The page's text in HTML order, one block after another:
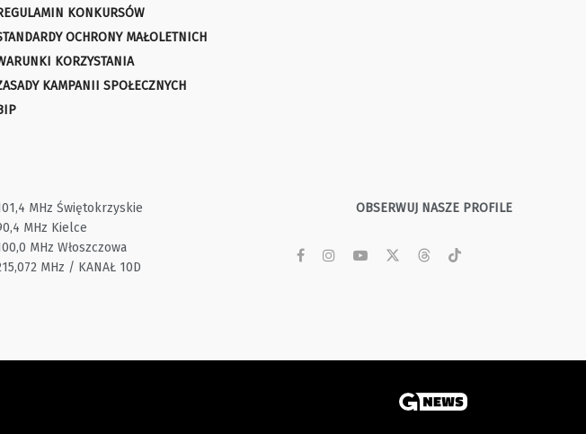
KONKURSÓW
OCHRONY MAŁOLETNICH
KORZYSTANIA
KAMPANII SPOŁECZNYCH
MHz Świętokrzyskie
MHz Kielce
MHz Włoszczowa
MHz / KANAŁ 10D
OBSERWUJ NASZE PROFILE